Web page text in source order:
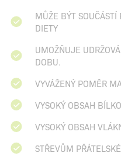
MŮŽE BÝT
DIETY
UMOŽŇUJE
DOBU.
VYVÁŽENÝ POMĚR
VYSOKÝ OBSAH
VYSOKÝ OBSAH
STŘEVŮM PŘÁTELSKÉ